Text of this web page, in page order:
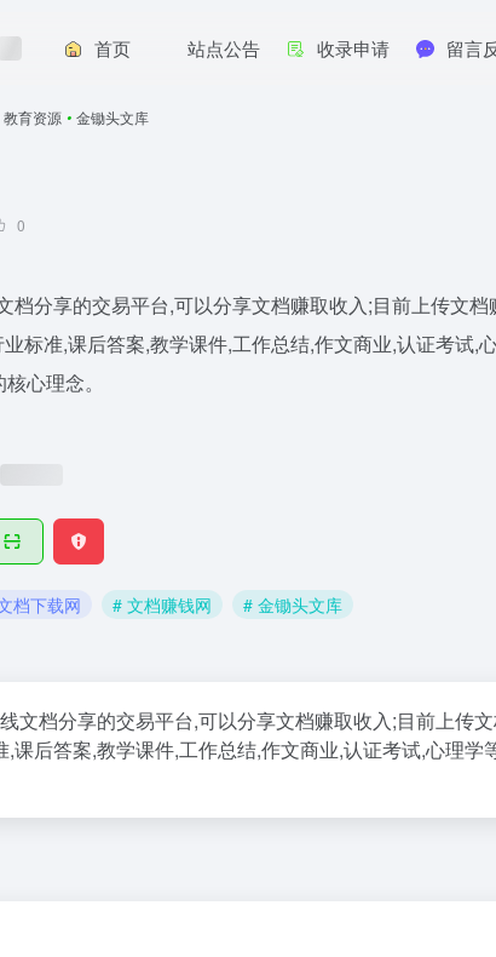
首页 站点公告 收录申请 留言
教育资源 • 金锄头文库
0
档分享的交易平台,可以分享文档赚取收入;目前上传文
标准,课后答案,教学课件,工作总结,作文商业,认证考试,
心理念。
档下载网 # 文档赚钱网 # 金锄头文库
文档分享的交易平台,可以分享文档赚取收入;目前上传
课后答案,教学课件,工作总结,作文商业,认证考试,心理学